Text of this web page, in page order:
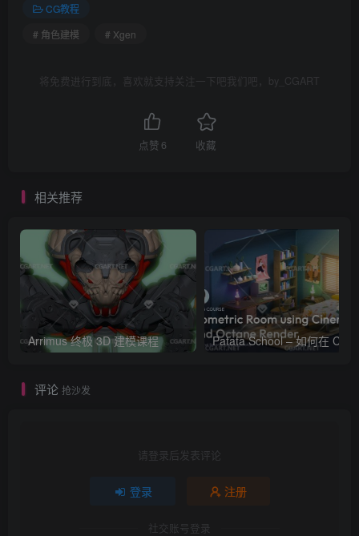
CG教程
# 角色建模
# Xgen
将免费进行到底，喜欢就支持关注一下吧我们吧，by_CGART
点赞 6 收藏
相关推荐
Arrimus 终极 3D 建模课程
评论 抢沙发
请登录后发表评论
登录 注册
社交账号登录